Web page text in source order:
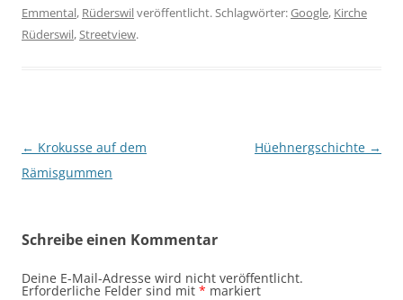
Emmental, Rüderswilveröffentlicht. Schlagwörter:Google, Kirche
Rüderswil,Streetview.
Beitragsnavigation
← Krokusse auf dem
Rämisgummen
Hüehnergschichte →
Schreibe einen Kommentar
Deine E-Mail-Adresse wird nicht veröffentlicht.
Erforderliche Felder sind mit * markiert